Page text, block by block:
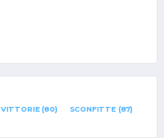
VITTORIE (80) SCONFITTE (87)